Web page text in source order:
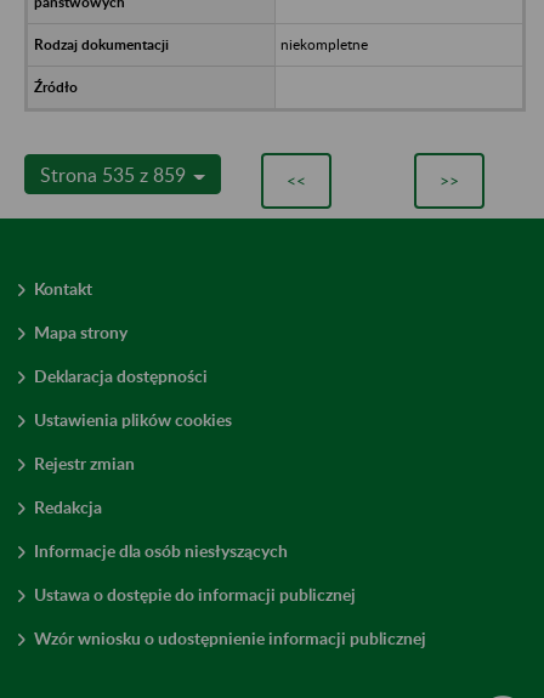
niekompletne
Strona 535 z 859 << >>
Kontakt
Mapa strony
Deklaracja dostępności
Ustawienia plików cookies
Rejestr zmian
Redakcja
Informacje dla osób niesłyszących
Ustawa o dostępie do informacji publicznej
Wzór wniosku o udostępnienie informacji publicznej